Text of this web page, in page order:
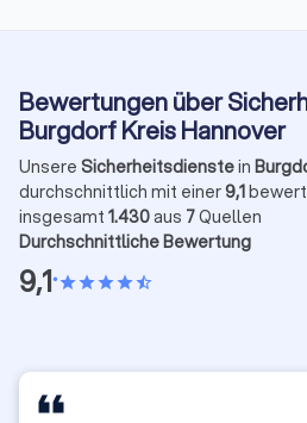
Bewertungen über
Burgdorf Kreis Hannover
Unsere Sicherheitsdienstein
durchschnittlich mit einer9,1
insgesamt 1.430aus 7Quellen
Durchschnittliche Bewertung
9,1•starstarstarstarstar_half